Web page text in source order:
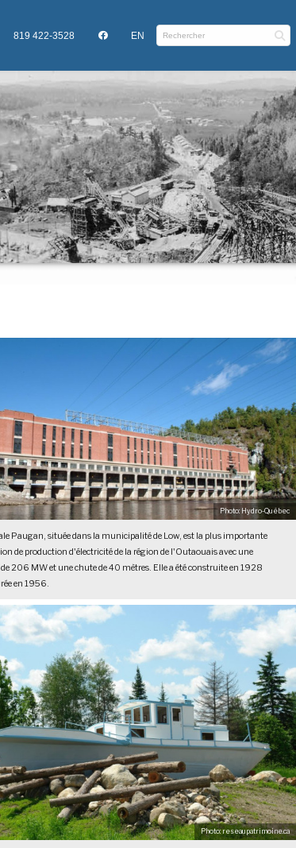
819 422-3528 EN
Photo: Hydro-Québec
Paugan, située dans la municipalité de Low, est la plus importante
de production d'électricité de la région de l'Outaouais avec une
206 MW et une chute de 40 mètres. Elle a été construite en 1928
en 1956.
Photo: reseaupatrimoine.ca